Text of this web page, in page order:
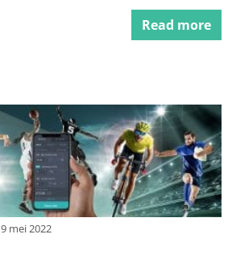
Read more
9 mei 2022